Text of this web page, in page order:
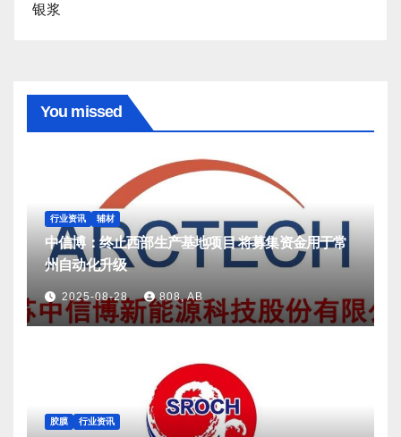
银浆
You missed
行业资讯 辅材
中信博：终止西部生产基地项目 将募集资金用于常
州自动化升级
2025-08-28 808, AB
胶膜 行业资讯